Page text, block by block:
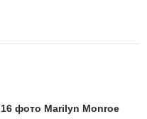
16 фото Marilyn Monroe